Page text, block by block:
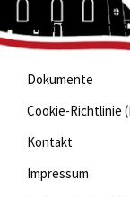
Wichtige Links
Dokumente
Cookie-Richtlinie
Kontakt
Impressum